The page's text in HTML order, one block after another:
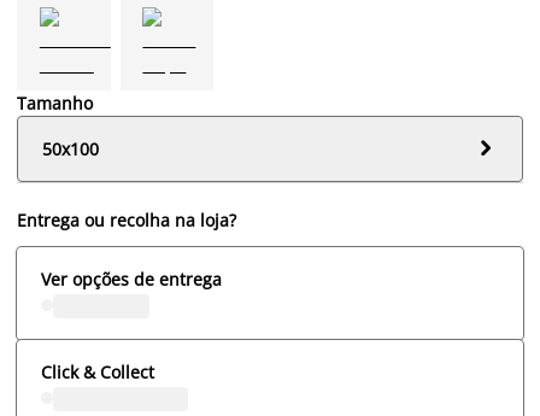
Tamanho
50x100

Entrega ou recolha na loja?
Ver opções de entrega
Click & Collect